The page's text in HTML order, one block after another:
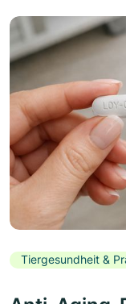
Tiergesundheit &